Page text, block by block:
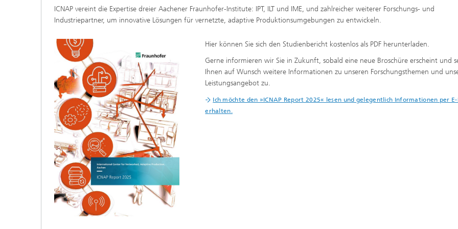
ICNAP vereint die Expertise dreier Aachener Fraunhofer-Institute: IPT, ILT und IME, und zahlreicher weiterer Forschungs- und
Industriepartner, um innovative Lösungen für vernetzte, adaptive Produktionsumgebungen zu entwickeln.
Hier können Sie sich den Studienbericht kostenlos als PDF herunterladen.
Gerne informieren wir Sie in Zukunft, sobald eine neue Broschüre erscheint und
Ihnen auf Wunsch weitere Informationen zu unseren Forschungsthemen und
Leistungsangebot zu.
Ich möchte den »ICNAP Report 2025« lesen und gelegentlich Informationen per
erhalten.